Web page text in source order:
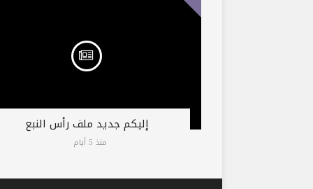
إليكم جديد ملف رأس النبع
منذ 5 أيام